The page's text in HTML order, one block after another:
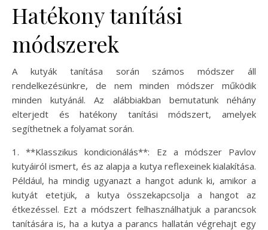
Hatékony tanítási
módszerek
A kutyák tanítása során számos módszer áll
rendelkezésünkre, de nem minden módszer működik
minden kutyánál. Az alábbiakban bemutatunk néhány
elterjedt és hatékony tanítási módszert, amelyek
segíthetnek a folyamat során.
1. **Klasszikus kondicionálás**: Ez a módszer Pavlov
kutyáiról ismert, és az alapja a kutya reflexeinek kialakítása.
Például, ha mindig ugyanazt a hangot adunk ki, amikor a
kutyát etetjük, a kutya összekapcsolja a hangot az
étkezéssel. Ezt a módszert felhasználhatjuk a parancsok
tanítására is, ha a kutya a parancs hallatán végrehajt egy